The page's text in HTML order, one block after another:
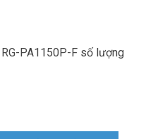
PA1150P-F số lượng